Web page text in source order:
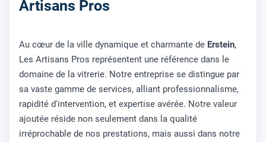
Artisans Pros
Au cœur de la ville dynamique et charmante de Erstein,
Les Artisans Pros représentent une référence dans le
domaine de la vitrerie. Notre entreprise se distingue par
sa vaste gamme de services, alliant professionnalisme,
rapidité d'intervention, et expertise avérée. Notre valeur
ajoutée réside non seulement dans la qualité
irréprochable de nos prestations, mais aussi dans notre